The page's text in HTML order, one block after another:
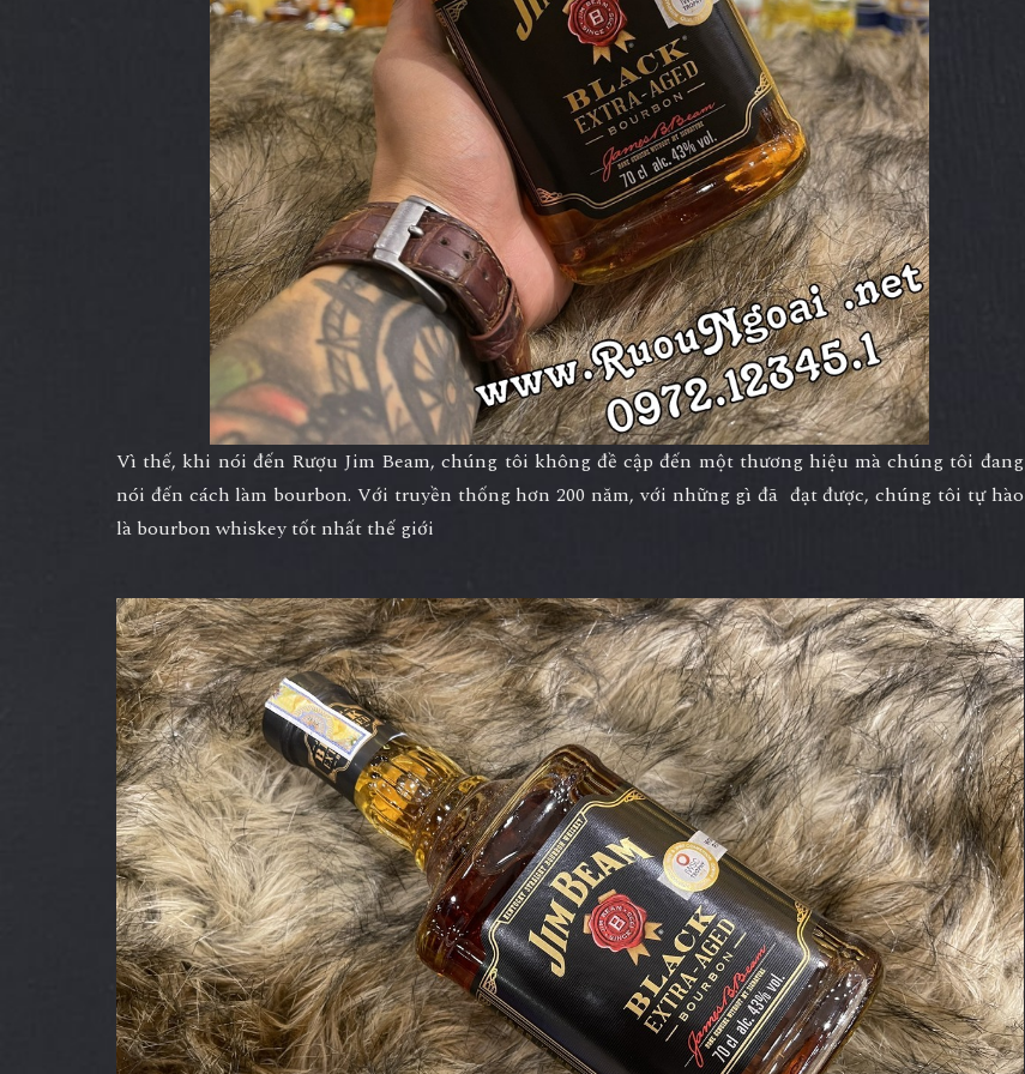
Vì thế, khi nói đến Rượu Jim Beam, chúng tôi không đề cập đến một thương hiệu mà chúng tôi đang
nói đến cách làm bourbon. Với truyền thống hơn 200 năm, với những gì đã đạt được, chúng tôi tự hào
là bourbon whiskey tốt nhất thế giới